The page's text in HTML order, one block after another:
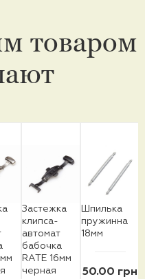
товаром
Застежка
клипса-
автомат
бабочка
RATE 16мм
черная
Шпилька
пружинна
18мм
50.00 грн